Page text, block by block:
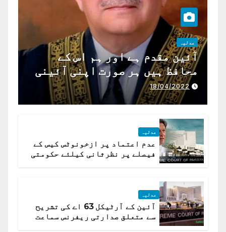
عدلیہ
آئین مقدم ہے اور ہم اس کے
محافظ ہیں ہر صورت اپنی آئینی
ذمہ داری ادا کرینگے ، چیف
جسٹس پاکستان
18/04/2022
عدلیہ
عدم اعتماد پر ازخونوٹس کیس کے
فیصلے پر نظرثانی کیلئے حکومتی
عدلیہ
آئین کے آرٹیکل 63 اے کی تشریح
سے متعلق صدارتی ریفرنس سماعت